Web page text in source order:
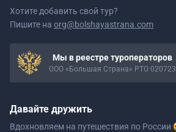
Хотите добавить свой тур?
Пишите на org@bolshayastrana.com
Мы в реестре туроператоров
ООО «Большая Страна» РТО 020723
Давайте дружить
Вдохновляем на путешествия по России